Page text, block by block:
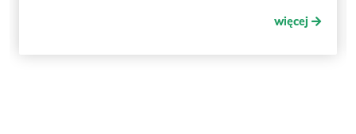
więcej